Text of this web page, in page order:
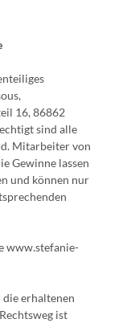
16, 86862
sind alle
Mitarbeiter von
Gewinne lassen
und können nur
www.stefanie-
die erhaltenen
ist